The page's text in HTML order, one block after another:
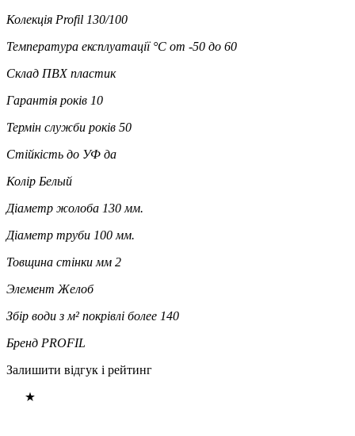
Колекція Profil 130/100
Температура експлуатації °C от -50 до 60
Склад ПВХ пластик
Гарантія років 10
Термін служби років 50
Стійкість до УФ да
Колір Белый
Діаметр жолоба 130 мм.
Діаметр труби 100 мм.
Товщина стінки мм 2
Элемент Желоб
Збір води з м² покрівлі более 140
Бренд PROFIL
Залишити відгук і рейтинг